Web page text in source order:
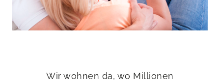
Wir wohnen da, wo Millionen